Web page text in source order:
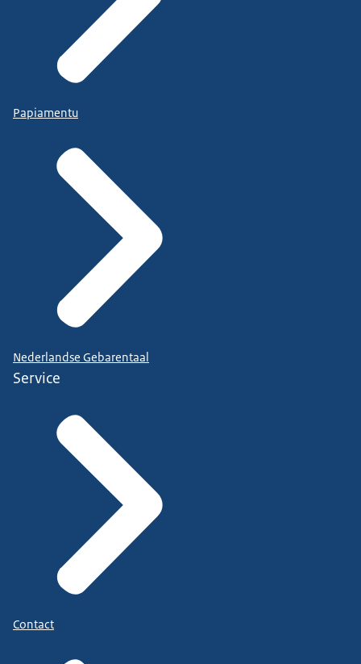
Papiamentu
Nederlandse Gebarentaal
Service
Contact